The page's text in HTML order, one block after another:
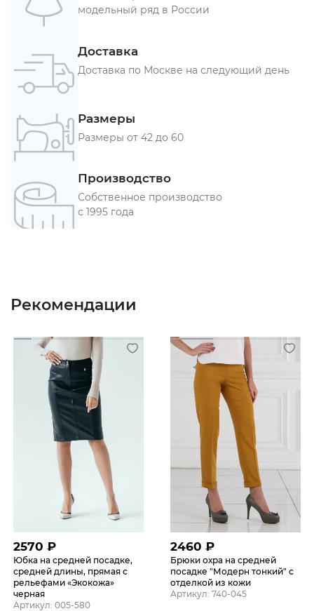
модельный ряд в России
Доставка
Доставка по Москве на следующий день
Размеры
Размеры от 42 до 60
Производство
Собственное производство
с 1995 года
Рекомендации
2570 ₽
Юбка на средней посадке,
средней длины, прямая с
рельефами «Экокожа»
черная
Артикул: 005-580
2460 ₽
Брюки охра на средней
посадке "Модерн тонкий" с
отделкой из кожи
Артикул: 740-045